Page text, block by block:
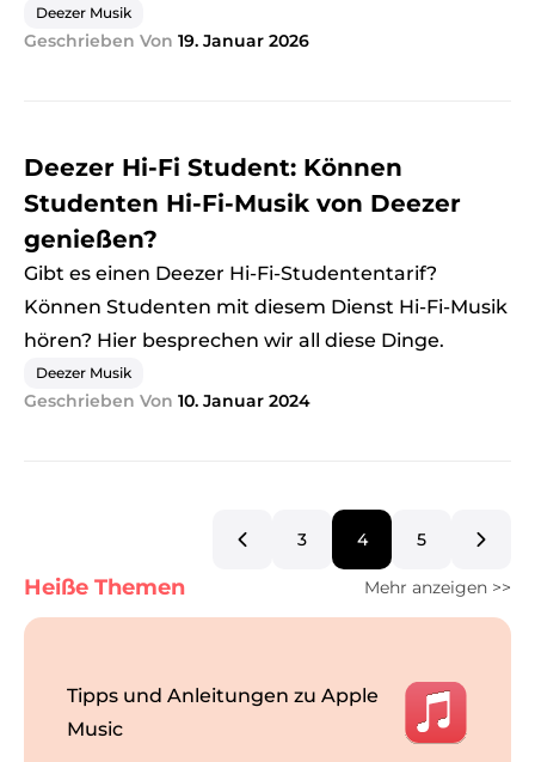
Deezer Musik
Geschrieben Von 19. Januar 2026
Deezer Hi-Fi Student: Können
Studenten Hi-Fi-Musik von Deezer
genießen?
Gibt es einen Deezer Hi-Fi-Studententarif?
Können Studenten mit diesem Dienst Hi-Fi-Musik
hören? Hier besprechen wir all diese Dinge.
Deezer Musik
Geschrieben Von 10. Januar 2024
3 4 5
Heiße Themen Mehr anzeigen >>
Tipps und Anleitungen zu Apple
Music